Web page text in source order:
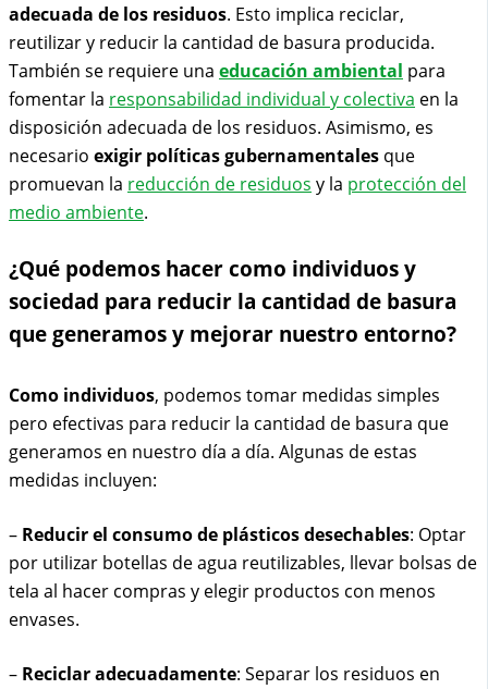
adecuada de los residuos. Esto implica reciclar,
reutilizar y reducir la cantidad de basura producida.
También se requiere una educación ambiental para
fomentar la responsabilidad individual y colectiva en la
disposición adecuada de los residuos. Asimismo, es
necesario exigir políticas gubernamentales que
promuevan la reducción de residuos y la protección del
medio ambiente.
¿Qué podemos hacer como individuos y
sociedad para reducir la cantidad de basura
que generamos y mejorar nuestro entorno?
Como individuos, podemos tomar medidas simples
pero efectivas para reducir la cantidad de basura que
generamos en nuestro día a día. Algunas de estas
medidas incluyen:
– Reducir el consumo de plásticos desechables: Optar
por utilizar botellas de agua reutilizables, llevar bolsas de
tela al hacer compras y elegir productos con menos
envases.
– Reciclar adecuadamente: Separar los residuos en